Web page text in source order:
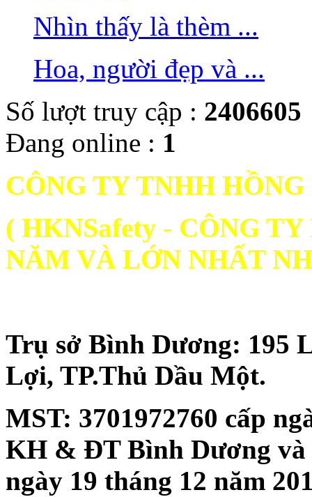
Nhìn thấy là thèm ...
Hoa, người đẹp và ...
Số lượt truy cập : 2406605
Đang online : 1
CÔNG TY TNHH
( HKNSafety - CÔNG
NĂM VÀ LỚN NHẤT
Trụ sở Bình Dương: 195
Lợi, TP.Thủ Dầu Một.
MST: 3701972760 cấp
KH & ĐT Bình Dương
ngày 19 tháng 12 năm